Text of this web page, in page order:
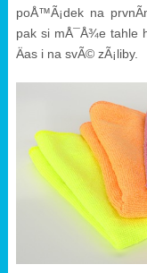
poÅ™Ã¡dek na
pak si mÅ¯Å¾e tahle
Äas i na svÃ© zÃ¡liby.